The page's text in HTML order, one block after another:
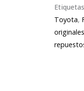
Toyota,
originales